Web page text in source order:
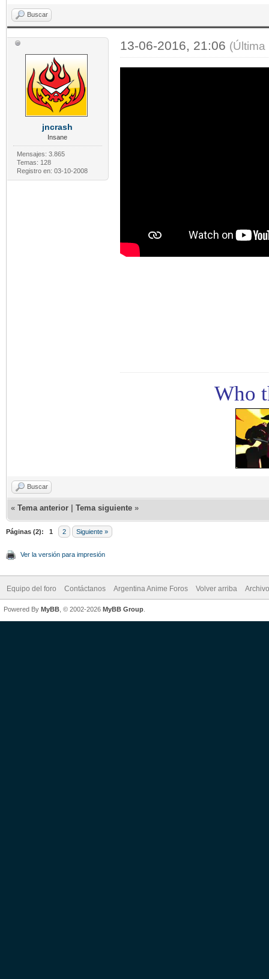
Buscar
jncrash
Insane
Mensajes: 3.865
Temas: 128
Registro en: 03-10-2008
13-06-2016, 21:06
Who
Buscar
« Tema anterior Tema siguiente »
Páginas (2): 1 2 Siguiente »
Ver la versión para impresión
Equipo del foro Contáctanos Argentina Anime Foros Volver arriba
Powered By MyBB , © 2002-2026 MyBB Group